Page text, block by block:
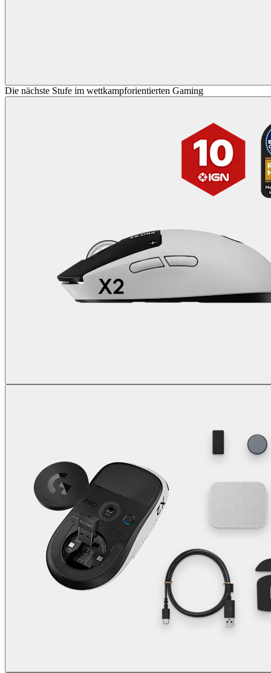
Die nächste Stufe im wettkampforientierten Gaming